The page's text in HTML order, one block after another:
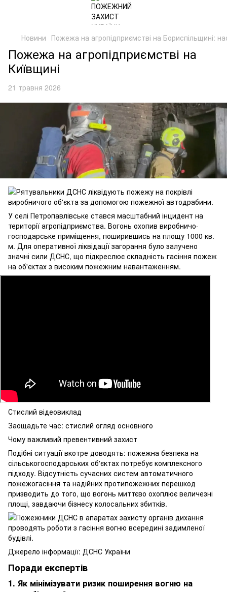
Новини Пожежа на агропідприємстві на Бориспільщині:
Пожежа на агропідприємстві на
Київщині
21 травня 2026
У селі Петропавлівське стався масштабний інцидент на
території агропідприємства. Вогонь охопив виробничо-
господарське приміщення, поширившись на площу 1000 кв.
м. Для оперативної ліквідації загорання було залучено
значні сили ДСНС, що підкреслює складність гасіння пожеж
на об'єктах з високим пожежним навантаженням.
Стислий відеовиклад
Заощадьте час: стислий огляд основного
Чому важливий превентивний захист
Подібні ситуації вкотре доводять: пожежна безпека на
сільськогосподарських об'єктах потребує комплексного
підходу. Відсутність сучасних систем автоматичного
пожежогасіння та надійних протипожежних перешкод
призводить до того, що вогонь миттєво охоплює величезні
площі, завдаючи бізнесу колосальних збитків.
Джерело інформації: ДСНС України
Поради експертів
1. Як мінімізувати ризик поширення вогню на